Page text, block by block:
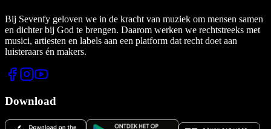
Bij Sevenfy geloven we in de kracht van muziek om mensen samen
en dichter bij God te brengen. Daarom werken we rechtstreeks met
musici, artiesten en labels aan een platform dat recht doet aan
luisteraars én makers.
Download